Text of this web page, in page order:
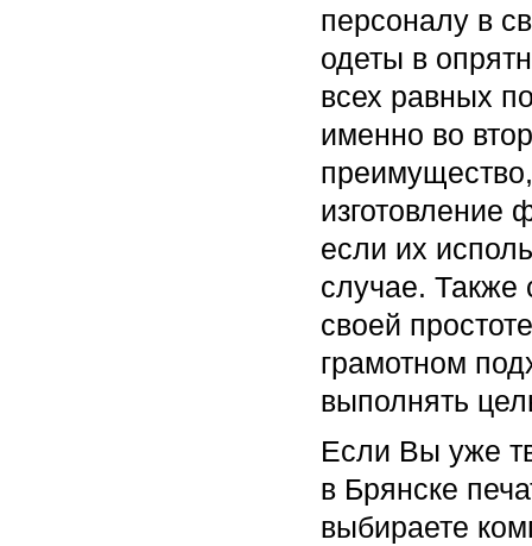
персоналу в
одеты в
всех равных
именно во
изготовление
если их
случае. Также
своей
грамотном
выполнять
Если Вы уже
в Брянске
выбираете